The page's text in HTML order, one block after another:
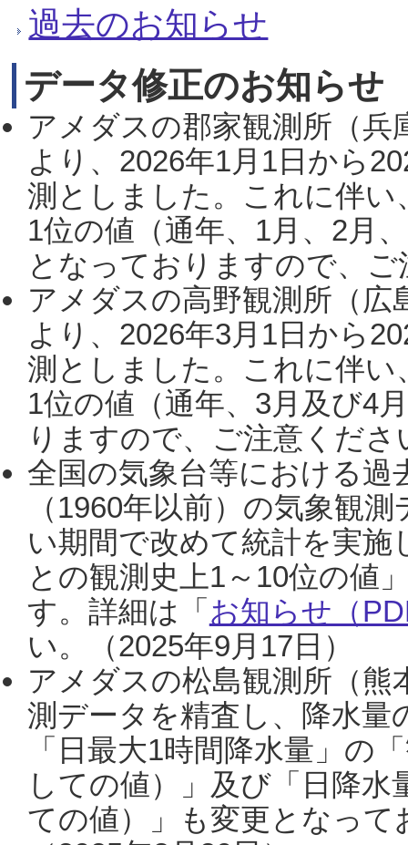
過去のお知らせ
データ修正のお知らせ
アメダスの郡家観測所（
より、2026年1月1日から
測としました。これに伴い
1位の値（通年、1月、2月
となっておりますので、
アメダスの高野観測所（
より、2026年3月1日から
測としました。これに伴い
1位の値（通年、3月及び4
りますので、ご注意くだ
全国の気象台等における過
（1960年以前）の気象観
い期間で改めて統計を実
との観測史上1～10位の値
す。詳細は「 お知らせ（
い。（2025年9月17日）
アメダスの松島観測所（熊
測データを精査し、降水
「日最大1時間降水量」の
しての値）」及び「日降
ての値）」も変更となっ